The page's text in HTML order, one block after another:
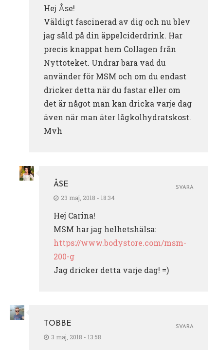
Hej Åse!
Väldigt fascinerad av dig och nu blev
jag såld på din äppelciderdrink. Har
precis knappat hem Collagen från
Nyttoteket. Undrar bara vad du
använder för MSM och om du endast
dricker detta när du fastar eller om
det är något man kan dricka varje dag
även när man äter lågkolhydratskost.
Mvh
ÅSE
23 maj, 2018 - 18:34
Hej Carina!
MSM har jag helhetshälsa:
https://www.bodystore.com/msm-
200-g
Jag dricker detta varje dag! =)
SVARA
TOBBE
3 maj, 2018 - 13:58
SVARA